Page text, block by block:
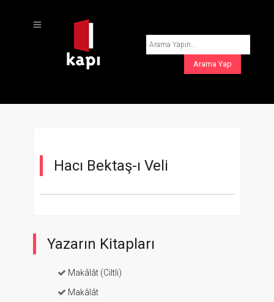
Hacı Bektaş-ı Veli
Yazarın Kitapları
Makâlât (Ciltli)
Makâlât